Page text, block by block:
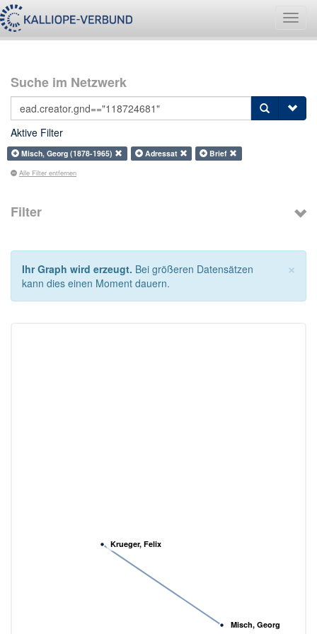
Suche im Netzwerk
Aktive Filter
Misch, Georg (1878-1965) Adressat Brief
Alle Filter entfernen
Filter
×
Ihr Graph wird erzeugt. Bei größeren Datensätzen
kann dies einen Moment dauern.
Misch, Georg
Krueger, Felix